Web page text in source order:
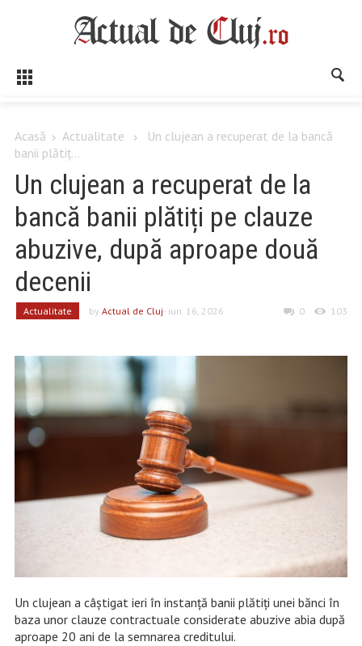
Acasă Actualitate
Un clujean a recuperat de la bancă
banii plătiț...
Un clujean a recuperat de la
bancă banii plătiți pe clauze
abuzive, după aproape două
decenii
Actualitate by Actual de Cluj- iun. 16, 2026 0 103
Un clujean a câștigat ieri în instanță banii plătiți unei bănci în
baza unor clauze contractuale considerate abuzive abia după
aproape 20 ani de la semnarea creditului.